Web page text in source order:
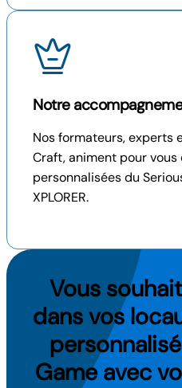
Notre
Nos formateurs, experts
Craft, animent pour vous
personnalisées du
XPLORER.
Vous
dans vos
Game avec